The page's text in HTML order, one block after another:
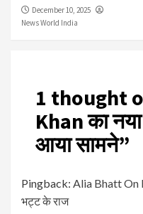
December 10, 2025
News World India
1 thought
Khan का
आया सामने”
Pingback: Alia Bhatt On
भट्ट के राज